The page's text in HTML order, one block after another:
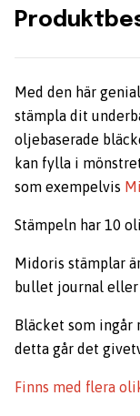
Med den här
stämpla dit
oljebaserade
kan fylla i
som exempelvis
Stämpeln har 10
Midoris stämplar
bullet journal
Bläcket som ingår
detta går det
Finns med flera